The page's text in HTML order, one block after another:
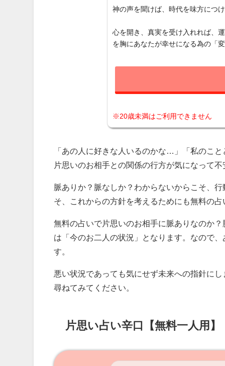
神の声を聞けば、時代を味方につ
心を開き、真実を受け入れれば、
を胸にあなたが幸せになる為の「
※20歳未満はご利用できません
「あの人に好きな人いるのかな…」「私のこ
片思いのお相手との関係の行方が気になって
脈ありか？脈なしか？わからないからこそ、
そ、これからの方針を考えるためにも無料の
無料の占いで片思いのお相手に脈ありなのか
は「今のお二人の状況」となります。なので
す。
悪い状況であっても気にせず未来への指針に
尋ねてみてください。
片思い占い辛口【無料一人用】